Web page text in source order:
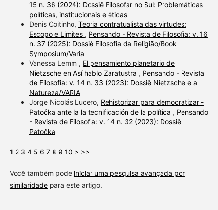
15 n. 36 (2024): Dossiê Filosofar no Sul: Problemáticas
políticas, institucionais e éticas
Denis Coitinho, Teoria contratualista das virtudes:
Escopo e Limites , Pensando - Revista de Filosofia: v. 16
n. 37 (2025): Dossiê Filosofia da Religião/Book
Symposium/Varia
Vanessa Lemm , El pensamiento planetario de
Nietzsche en Así hablo Zaratustra , Pensando - Revista
de Filosofia: v. 14 n. 33 (2023): Dossiê Nietzsche e a
Natureza/VARIA
Jorge Nicolás Lucero, Rehistorizar para democratizar -
Patočka ante la la tecnificación de la política , Pensando
- Revista de Filosofia: v. 14 n. 32 (2023): Dossiê
Patočka
1 2 3 4 5 6 7 8 9 10 > >>
Você também pode iniciar uma pesquisa avançada por
similaridadepara este artigo.